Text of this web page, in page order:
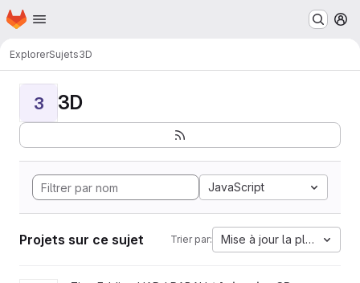
Passer au contenu principal
Page d'accueil
ExplorerSujets3D
3 3D
JavaScript
Projets sur ce sujet Trier par: Mise à jour la plus